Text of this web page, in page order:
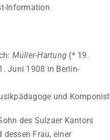
Information
Müller-Hartung (* 19.
Juni 1908 in Berlin-
und
des Sulzaer Kantors
Frau, einer